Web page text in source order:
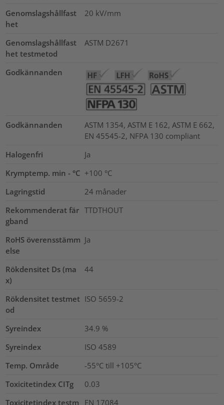
Genomslagshållfast
het
20 kV/mm
Genomslagshållfast
het testmetod
ASTM D2671
Godkännanden
Godkännanden
ASTM 1354, ASTM E 162, ASTM E 662,
EN 45545-2, NFPA 130 compliant
Halogenfri
Ja
Krymptemp. min - °C +100 °C
Lagringstid
24 månader
Rekommenderat fär
gband
TTDTHOUT
RoHS överensstämm
else
Ja
Rökdensitet Ds (ma
x)
44
Rökdensitet testmet
od
ISO 5659-2
Syreindex 34.9 %
Syreindex
ISO 4589
Temp. Område
-55°C till +105°C
Toxicitetindex CITg
0.03
Toxicitetindex testm
EN 17084